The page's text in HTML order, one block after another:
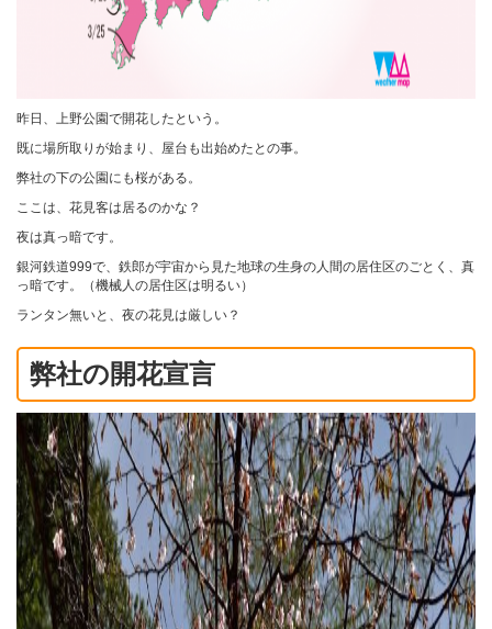
昨日、上野公園で開花したという。
既に場所取りが始まり、屋台も出始めたとの事。
弊社の下の公園にも桜がある。
ここは、花見客は居るのかな？
夜は真っ暗です。
銀河鉄道999で、鉄郎が宇宙から見た地球の生身の人間の居住区のごとく、真
っ暗です。（機械人の居住区は明るい）
ランタン無いと、夜の花見は厳しい？
弊社の開花宣言